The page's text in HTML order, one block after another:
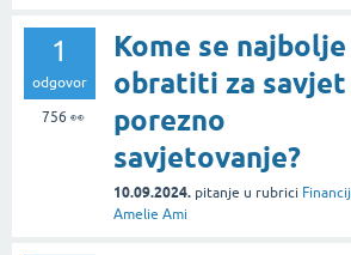
1
odgovor
756 👀
Kome se najbolje
obratiti za savjet
porezno
savjetovanje?
10.09.2024. pitanje u rubrici
Amelie Ami